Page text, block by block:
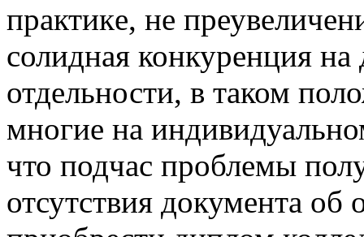
прaктикe, не
солидная конкуренция
отдельности, в таком
многие на
что подчас проблемы
отсутствия документа об